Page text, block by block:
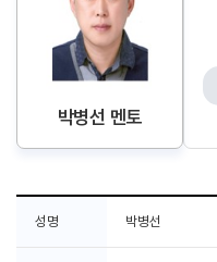
박병선 멘토
성명 박병선